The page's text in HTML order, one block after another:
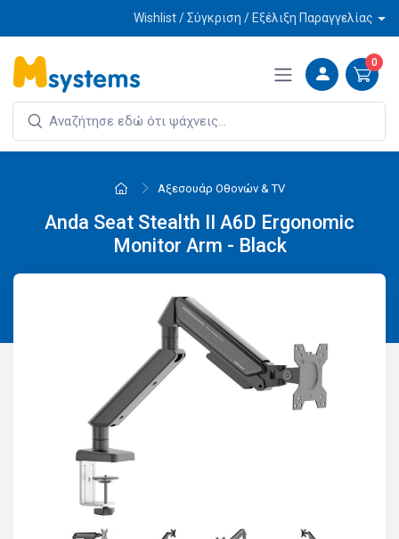
Wishlist / Σύγκριση / Εξέλιξη Παραγγελίας
0
Αξεσουάρ Οθονών & ΤV
Anda Seat Stealth II A6D Ergonomic
Monitor Arm - Black